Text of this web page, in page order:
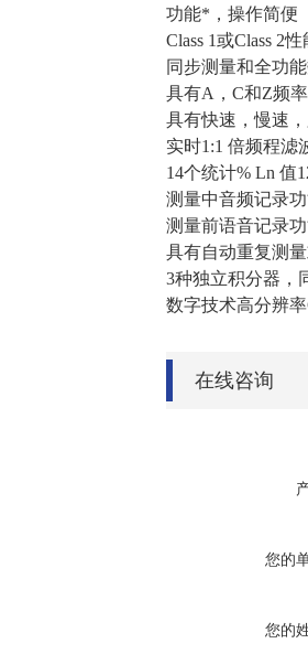
功能*，操作简便
Class 1或Class 2性
同步测量和全功
具有A，C和Z频
具有快速，慢速
实时1:1 倍频程滤
14个统计% Ln 值
测量中音频记录
测量前语音记录
具有自动重复测
3种独立积分器，
数字技术高分辨
在线咨询
您的
您的